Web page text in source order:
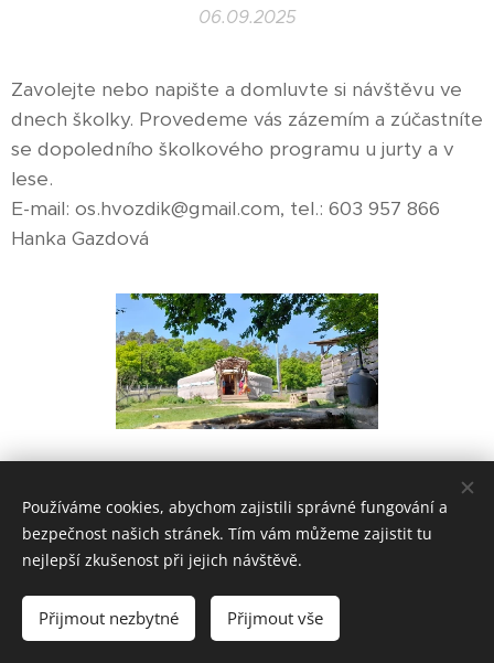
06.09.2025
Zavolejte nebo napište a domluvte si návštěvu ve
dnech školky. Provedeme vás zázemím a zúčastníte
se dopoledního školkového programu u jurty a v
lese.
E-mail: os.hvozdik@gmail.com, tel.: 603 957 866
Hanka Gazdová
© 2022 Spolek Hvozdík | Všechna práva vyhrazena
Vytvořeno službou Webnode
Používáme cookies, abychom zajistili správné fungování a
bezpečnost našich stránek. Tím vám můžeme zajistit tu
nejlepší zkušenost při jejich návštěvě.
Přijmout nezbytné Přijmout vše